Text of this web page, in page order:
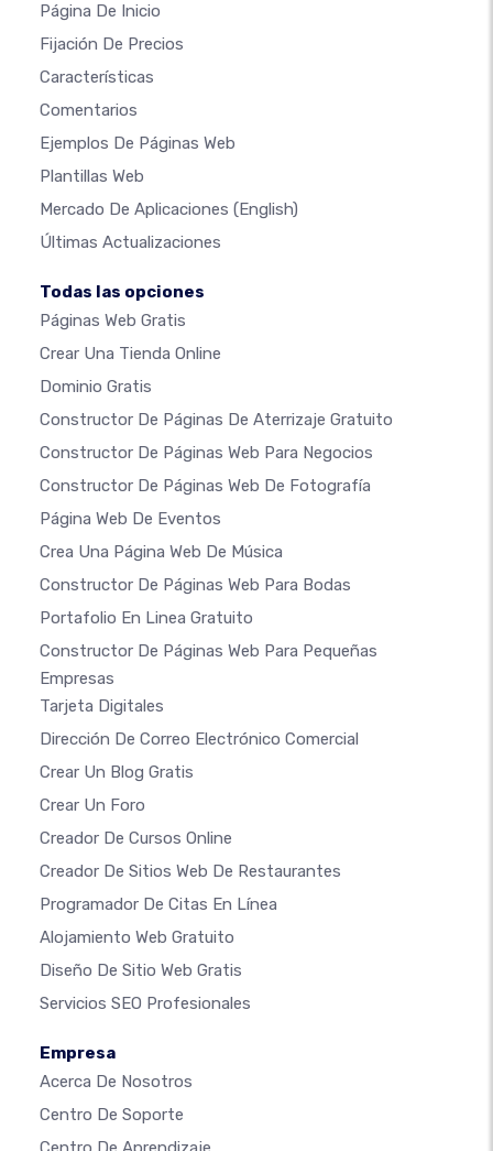
Página De Inicio
Fijación De Precios
Características
Comentarios
Ejemplos De Páginas Web
Plantillas Web
Mercado De Aplicaciones (English)
Últimas Actualizaciones
Todas las opciones
Páginas Web Gratis
Crear Una Tienda Online
Dominio Gratis
Constructor De Páginas De Aterrizaje Gratuito
Constructor De Páginas Web Para Negocios
Constructor De Páginas Web De Fotografía
Página Web De Eventos
Crea Una Página Web De Música
Constructor De Páginas Web Para Bodas
Portafolio En Linea Gratuito
Constructor De Páginas Web Para Pequeñas
Empresas
Tarjeta Digitales
Dirección De Correo Electrónico Comercial
Crear Un Blog Gratis
Crear Un Foro
Creador De Cursos Online
Creador De Sitios Web De Restaurantes
Programador De Citas En Línea
Alojamiento Web Gratuito
Diseño De Sitio Web Gratis
Servicios SEO Profesionales
Empresa
Acerca De Nosotros
Centro De Soporte